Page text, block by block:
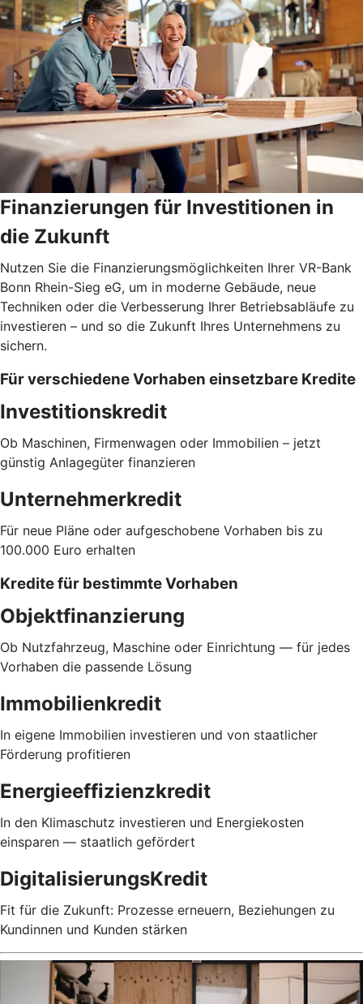
Finanzierungen für Investitionen in
die Zukunft
Nutzen Sie die Finanzierungsmöglichkeiten Ihrer VR-Bank
Bonn Rhein-Sieg eG, um in moderne Gebäude, neue
Techniken oder die Verbesserung Ihrer Betriebsabläufe zu
investieren – und so die Zukunft Ihres Unternehmens zu
sichern.
Für verschiedene Vorhaben einsetzbare Kredite
Investitionskredit
Ob Maschinen, Firmenwagen oder Immobilien – jetzt
günstig Anlagegüter finanzieren
Unternehmerkredit
Für neue Pläne oder aufgeschobene Vorhaben bis zu
100.000 Euro erhalten
Kredite für bestimmte Vorhaben
Objektfinanzierung
Ob Nutzfahrzeug, Maschine oder Einrichtung — für jedes
Vorhaben die passende Lösung
Immobilienkredit
In eigene Immobilien investieren und von staatlicher
Förderung profitieren
Energieeffizienzkredit
In den Klimaschutz investieren und Energiekosten
einsparen — staatlich gefördert
DigitalisierungsKredit
Fit für die Zukunft: Prozesse erneuern, Beziehungen zu
Kundinnen und Kunden stärken